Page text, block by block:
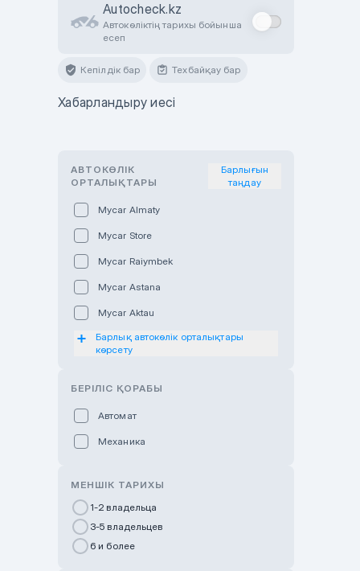
Autocheck.kz
Автокөліктің тарихы бойынша
есеп
Кепілдік бар Техбайқау бар
Хабарландыру иесі
АВТОКӨЛІК
ОРТАЛЫҚТАРЫ
Барлығын
таңдау
Mycar Almaty
Mycar Store
Mycar Raiymbek
Mycar Astana
Mycar Aktau
Mycar Uralsk
Haval & Tank Pavlodar
Bavaria Almaty
Mycar Shymkent
Changan Auto Nurly Zhol
Барлық автокөлік орталықтары
көрсету
БЕРІЛІС ҚОРАБЫ
Автомат
Механика
МЕНШІК ТАРИХЫ
1-2 владельца
3-5 владельцев
6 и более